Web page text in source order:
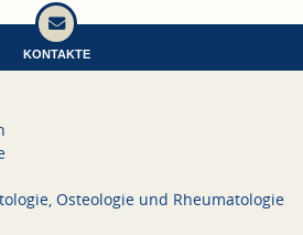
KONTAKTE
Osteologie und Rheumatologie